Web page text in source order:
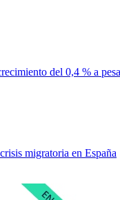
del 0,4 % a
migratoria en España